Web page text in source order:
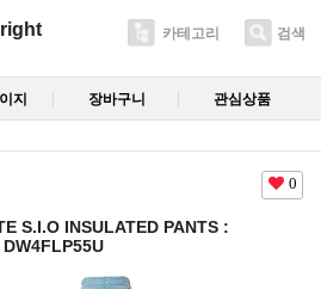
카테고리 검색
지 장바구니 관심상품
0
S.I.O INSULATED PANTS :
DW4FLP55U